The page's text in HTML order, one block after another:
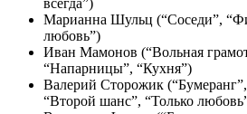
всегда”)
Марианна Шульц (“Соседи”,
любовь”)
Иван Мамонов (“Вольная
“Напарницы”, “Кухня”)
Валерий Сторожик
“Второй шанс”, “Только